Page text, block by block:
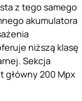
z tego samego
akumulatora
niższą klasę
Sekcja
główny 200 Mpx